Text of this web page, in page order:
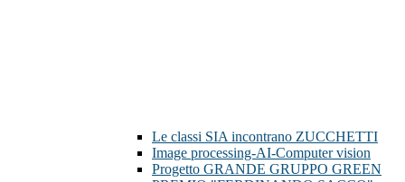
Le classi SIA incontrano ZUCCHETTI
Image processing-AI-Computer vision
Progetto GRANDE GRUPPO GREEN